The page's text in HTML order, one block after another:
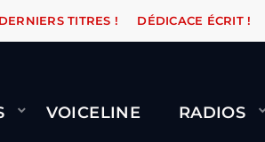
WARÉTRO ORANGE ROAD QUI
DERNIERS TITRES ! DÉDICACE ÉCRIT !
VOICELINE RADIOS